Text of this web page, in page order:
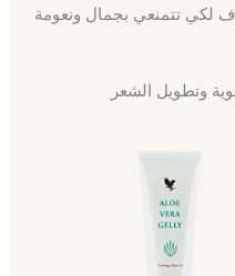
تتمنعي بجمال ونعومة
وتطويل الشعر